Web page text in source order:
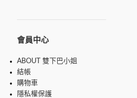
會員中心
ABOUT 雙下巴小姐
結帳
購物車
隱私權保護